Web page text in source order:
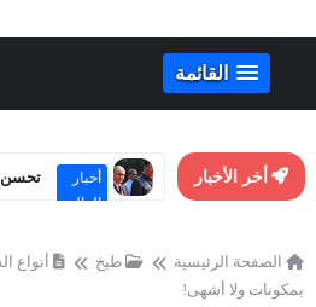
القائمة
أخر الأخبار
أخبار
العالم
الصفحة الرئيسية طبخ
أنواع
بمكونات ولا أشهى!